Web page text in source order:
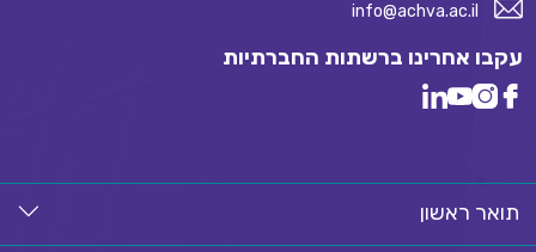
info@achva.ac.il
עקבו אחרינו ברשתות החברתיות
תואר ראשון